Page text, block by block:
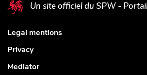
Un site officiel du SPW -
Legal mentions
Privacy
Mediator